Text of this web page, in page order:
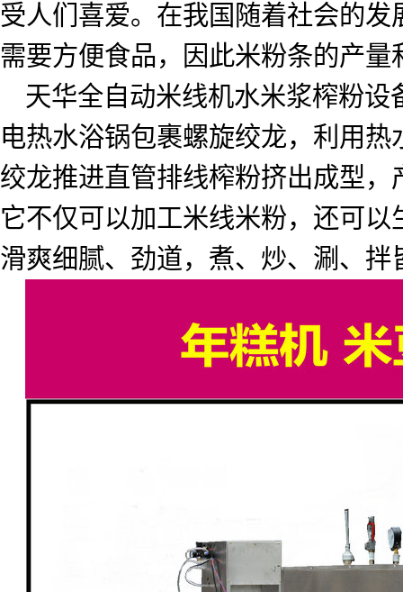
受人们喜爱。在我国随着社会的
需要方便食品，因此米粉条的产
天华全自动米线机水米浆榨粉
电热水浴锅包裹螺旋绞龙，利用
绞龙推进直管排线榨粉挤出成型
它不仅可以加工米线米粉，还可
滑爽细腻、劲道，煮、炒、涮、拌